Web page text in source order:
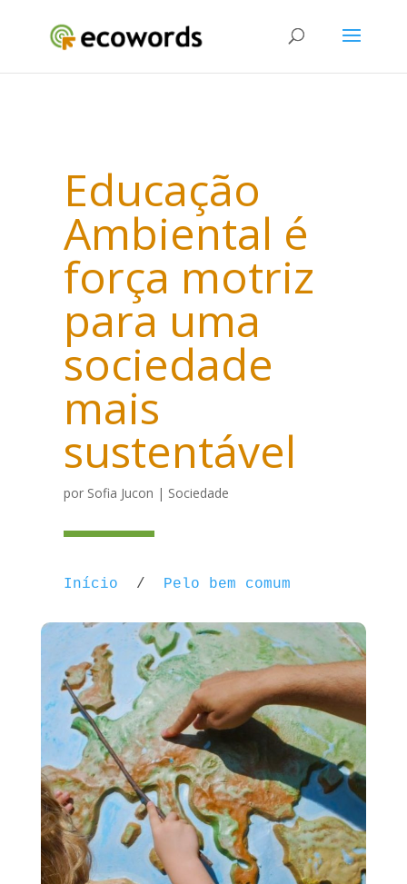
Educação
Ambiental é
força motriz
para uma
sociedade
mais
sustentável
por Sofia Jucon | Sociedade
Início / Pelo bem comum